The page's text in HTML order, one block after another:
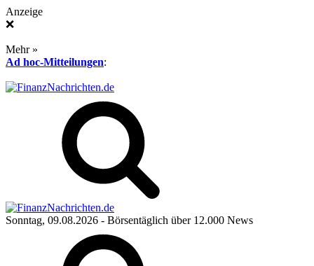
Anzeige
❌
Mehr »
Ad hoc-Mitteilungen:
Sonntag, 09.08.2026 - Börsentäglich über 12.000 News